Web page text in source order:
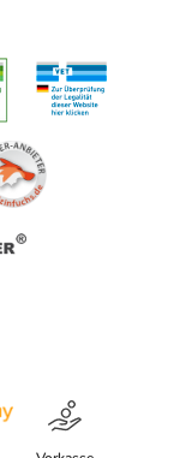
Das
sollte in dieser
Es gibt
oder
Rolle, ob und
oder Apotheker.